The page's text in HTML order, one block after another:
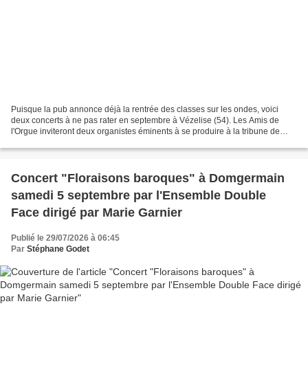
Puisque la pub annonce déjà la rentrée des classes sur les ondes, voici
deux concerts à ne pas rater en septembre à Vézelise (54). Les Amis de
l'Orgue inviteront deux organistes éminents à se produire à la tribune de
Concert "Floraisons baroques" à Domgermain
samedi 5 septembre par l'Ensemble Double
Face dirigé par Marie Garnier
Publié le 29/07/2026 à 06:45
Par Stéphane Godet